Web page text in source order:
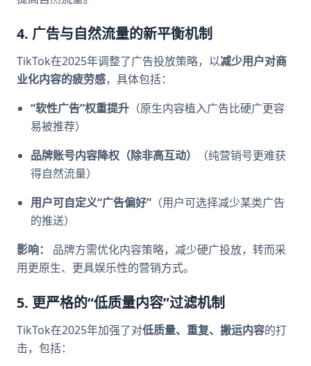
4. 广告与自然流量的新平衡机制
TikTok在2025年调整了广告投放策略，以减少用户对商
业化内容的疲劳感，具体包括：
“软性广告”权重提升 （原生内容植入广告比硬广更容
易被推荐）
品牌账号内容降权（除非高互动）
（纯营销号更难获
得自然流量）
用户可自定义“广告偏好” （用户可选择减少某类广告
的推送）
影响：
品牌方需优化内容策略，减少硬广投放，转而采
用更原生、更具娱乐性的营销方式。
5. 更严格的“低质量内容”过滤机制
TikTok在2025年加强了对低质量、重复、搬运内容的打
击，包括：